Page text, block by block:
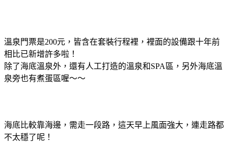
溫泉門票是200元，皆含在套裝行程裡，裡面的設備跟十年前
相比已新增許多啦！
除了海底溫泉外，還有人工打造的溫泉和SPA區，另外海底溫
泉旁也有煮蛋區喔～～
海底比較靠海邊，需走一段路，這天早上風面強大，連走路都
不太穩了呢！